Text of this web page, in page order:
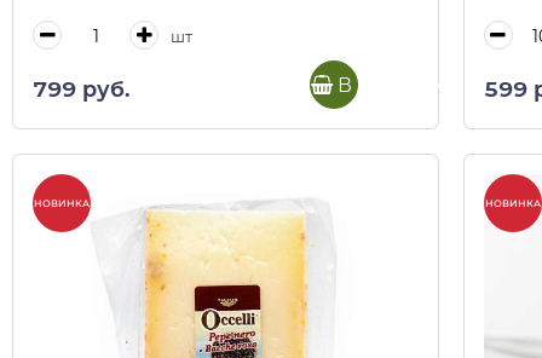
шт
799 руб. В корзину 599
НОВИНКА НОВИНКА